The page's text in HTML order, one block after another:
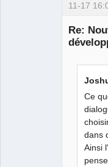
11-17
Re:
Ce
dans
Ainsi